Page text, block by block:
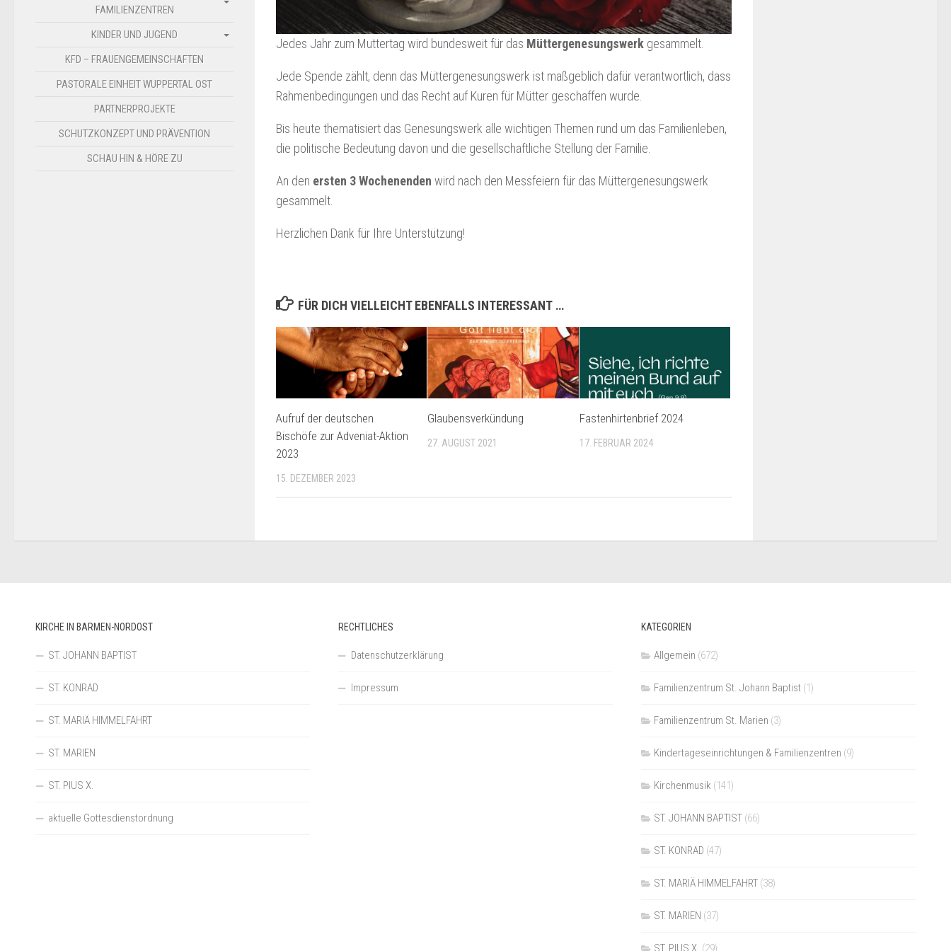
Jedes Jahr zum Muttertag wird bundesweit für das Müttergenesungswerk gesammelt.
Jede Spende zählt, denn das Müttergenesungswerk ist maßgeblich dafür verantwortlich, dass
Rahmenbedingungen und das Recht auf Kuren für Mütter geschaffen wurde.
Bis heute thematisiert das Genesungswerk alle wichtigen Themen rund um das Familienleben,
die politische Bedeutung davon und die gesellschaftliche Stellung der Familie.
An den ersten 3 Wochenenden wird nach den Messfeiern für das Müttergenesungswerk
gesammelt.
Herzlichen Dank für Ihre Unterstützung!
FÜR DICH VIELLEICHT EBENFALLS INTERESSANT …
Aufruf der deutschen
Bischöfe zur Adveniat-Aktion
2023
15. DEZEMBER 2023
Glaubensverkündung
27. AUGUST 2021
Fastenhirtenbrief 2024
17. FEBRUAR 2024
FAMILIENZENTREN
KINDER UND JUGEND
KFD – FRAUENGEMEINSCHAFTEN
PASTORALE EINHEIT WUPPERTAL OST
PARTNERPROJEKTE
SCHUTZKONZEPT UND PRÄVENTION
SCHAU HIN & HÖRE ZU
KIRCHE IN BARMEN-NORDOST
ST. JOHANN BAPTIST
ST. KONRAD
ST. MARIÄ HIMMELFAHRT
ST. MARIEN
ST. PIUS X.
aktuelle Gottesdienstordnung
RECHTLICHES
Datenschutzerklärung
Impressum
KATEGORIEN
Allgemein (672)
Familienzentrum St. Johann Baptist(1)
Familienzentrum St. Marien (3)
Kindertageseinrichtungen & Familienzentren (9)
Kirchenmusik (141)
ST. JOHANN BAPTIST(66)
ST. KONRAD (47)
ST. MARIÄ HIMMELFAHRT(38)
ST. MARIEN (37)
ST. PIUS X. (29)